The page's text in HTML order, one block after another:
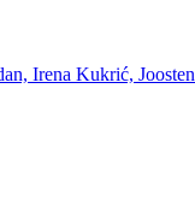
Irena Kukrić,